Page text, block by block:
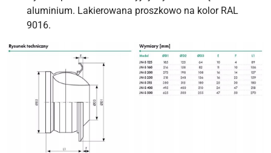
aluminium. Lakierowana proszkowo na kolor RAL
9016.